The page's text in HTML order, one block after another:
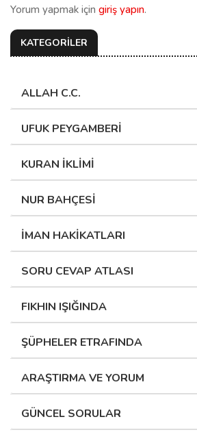
Yorum yapmak için giriş yapın.
KATEGORİLER
ALLAH C.C.
UFUK PEYGAMBERİ
KURAN İKLİMİ
NUR BAHÇESİ
İMAN HAKİKATLARI
SORU CEVAP ATLASI
FIKHIN IŞIĞINDA
ŞÜPHELER ETRAFINDA
ARAŞTIRMA VE YORUM
GÜNCEL SORULAR